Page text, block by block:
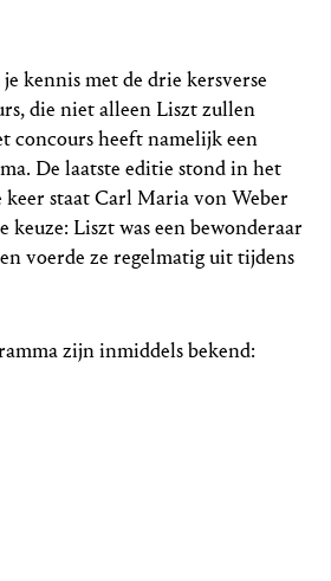
kennis met de drie kersverse
die niet alleen Liszt zullen
concours heeft namelijk een
De laatste editie stond in het
keer staat Carl Maria von Weber
keuze: Liszt was een bewonderaar
voerde ze regelmatig uit tijdens
zijn inmiddels bekend: